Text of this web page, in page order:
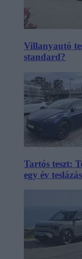
Villanyautó
standard?
Tartós teszt:
egy év